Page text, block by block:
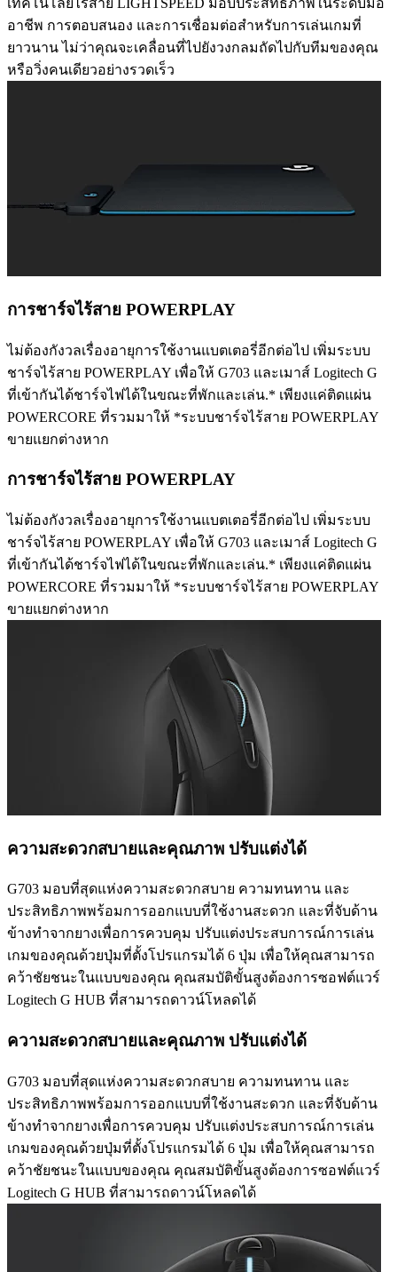
เทคโนโลยีไร้สาย LIGHTSPEED มอบประสิทธิภาพในระดับมือ
อาชีพ การตอบสนอง และการเชื่อมต่อสำหรับการเล่นเกมที่
ยาวนาน ไม่ว่าคุณจะเคลื่อนที่ไปยังวงกลมถัดไปกับทีมของคุณ
หรือวิ่งคนเดียวอย่างรวดเร็ว
การชาร์จไร้สาย POWERPLAY
ไม่ต้องกังวลเรื่องอายุการใช้งานแบตเตอรี่อีกต่อไป เพิ่มระบบ
ชาร์จไร้สาย POWERPLAY เพื่อให้ G703 และเมาส์ Logitech G
ที่เข้ากันได้ชาร์จไฟได้ในขณะที่พักและเล่น.* เพียงแค่ติดแผ่น
POWERCORE ที่รวมมาให้ *ระบบชาร์จไร้สาย POWERPLAY
ขายแยกต่างหาก
การชาร์จไร้สาย POWERPLAY
ไม่ต้องกังวลเรื่องอายุการใช้งานแบตเตอรี่อีกต่อไป เพิ่มระบบ
ชาร์จไร้สาย POWERPLAY เพื่อให้ G703 และเมาส์ Logitech G
ที่เข้ากันได้ชาร์จไฟได้ในขณะที่พักและเล่น.* เพียงแค่ติดแผ่น
POWERCORE ที่รวมมาให้ *ระบบชาร์จไร้สาย POWERPLAY
ขายแยกต่างหาก
ความสะดวกสบายและคุณภาพ ปรับแต่งได้
G703 มอบที่สุดแห่งความสะดวกสบาย ความทนทาน และ
ประสิทธิภาพพร้อมการออกแบบที่ใช้งานสะดวก และที่จับด้าน
ข้างทำจากยางเพื่อการควบคุม ปรับแต่งประสบการณ์การเล่น
เกมของคุณด้วยปุ่มที่ตั้งโปรแกรมได้ 6 ปุ่ม เพื่อให้คุณสามารถ
คว้าชัยชนะในแบบของคุณ คุณสมบัติขั้นสูงต้องการซอฟต์แวร์
Logitech G HUB ที่สามารถดาวน์โหลดได้
ความสะดวกสบายและคุณภาพ ปรับแต่งได้
G703 มอบที่สุดแห่งความสะดวกสบาย ความทนทาน และ
ประสิทธิภาพพร้อมการออกแบบที่ใช้งานสะดวก และที่จับด้าน
ข้างทำจากยางเพื่อการควบคุม ปรับแต่งประสบการณ์การเล่น
เกมของคุณด้วยปุ่มที่ตั้งโปรแกรมได้ 6 ปุ่ม เพื่อให้คุณสามารถ
คว้าชัยชนะในแบบของคุณ คุณสมบัติขั้นสูงต้องการซอฟต์แวร์
Logitech G HUB ที่สามารถดาวน์โหลดได้